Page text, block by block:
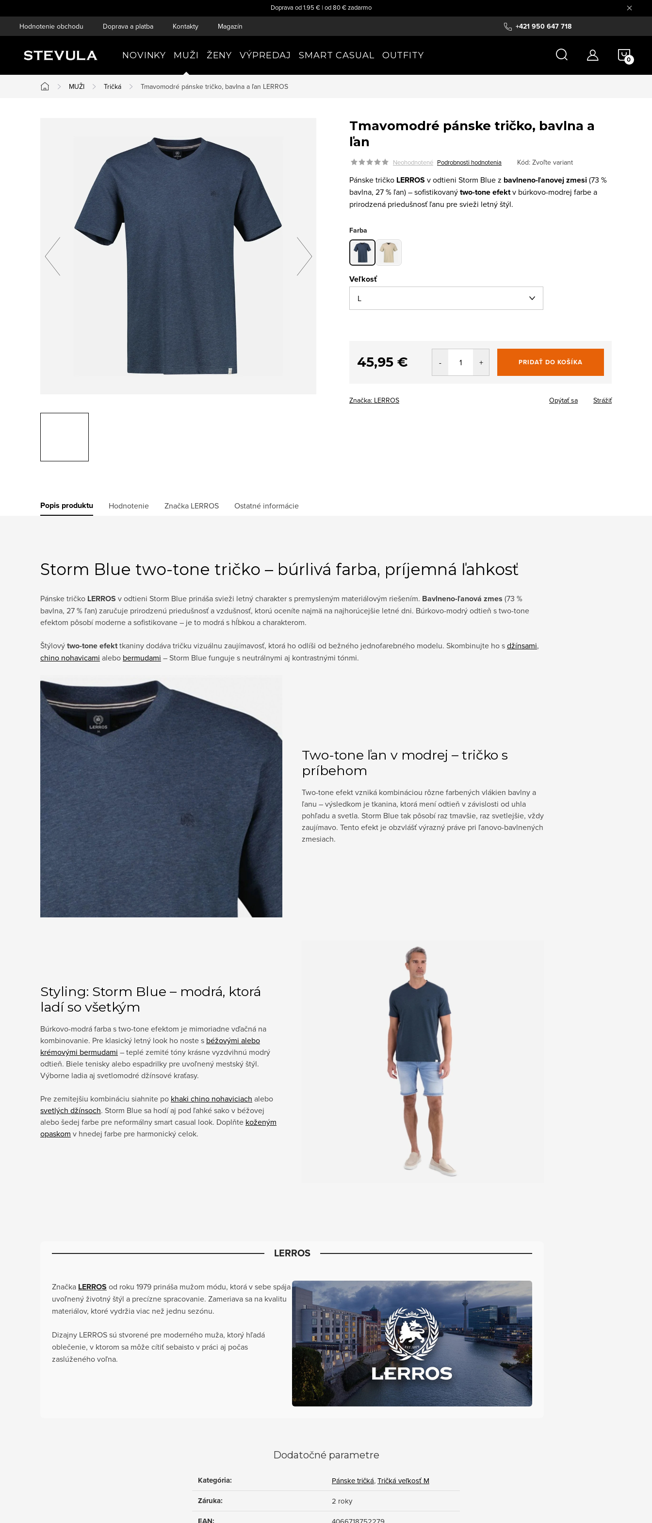
na
Doprava od 1.95 € | od 80 € zadarmo
+421 950 647 718
Hodnotenie obchodu Doprava a platba Kontakty Magazín
NOVINKY MUŽI ŽENY VÝPREDAJ SMART CASUAL OUTFITY
Domov
MUŽI Tričká Tmavomodré pánske tričko, bavlna a ľan LERROS
Tmavomodré pánske tričko, bavlna a
ľan
Neohodnotené Podrobnosti hodnotenia Kód: Zvoľte variant
Pánske tričko LERROS v odtieni Storm Blue z bavlneno-ľanovej zmesi(73 %
bavlna, 27 % ľan) – sofistikovanýtwo-tone efektv búrkovo-modrej farbe a
prirodzená priedušnosť ľanu pre svieži letný štýl.
Farba
Veľkosť
45,95 €
Jednotková
cena:
PRIDAŤ DO KOŠÍKA
Značka: LERROS Opýtať sa Strážiť
Popis produktu Hodnotenie Značka LERROS Ostatné informácie
Storm Blue two-tone tričko – búrlivá farba, príjemná ľahkosť
Pánske tričko LERROS v odtieni Storm Blue prináša svieži letný charakter s premysleným materiálovým riešením. Bavlneno-ľanová zmes (73 %
bavlna, 27 % ľan) zaručuje prirodzenú priedušnosť a vzdušnosť, ktorú oceníte najmä na najhorúcejšie letné dni. Búrkovo-modrý odtieň s two-tone
efektom pôsobí moderne a sofistikovane – je to modrá s hĺbkou a charakterom.
Štýlovýtwo-tone efekttkaniny dodáva tričku vizuálnu zaujímavosť, ktorá ho odlíši od bežného jednofarebného modelu. Skombinujte ho sdžínsami,
chino nohavicami alebo bermudami – Storm Blue funguje s neutrálnymi aj kontrastnými tónmi.
Two-tone ľan v modrej – tričko s
príbehom
Two-tone efekt vzniká kombináciou rôzne farbených vlákien bavlny a
ľanu – výsledkom je tkanina, ktorá mení odtieň v závislosti od uhla
pohľadu a svetla. Storm Blue tak pôsobí raz tmavšie, raz svetlejšie, vždy
zaujímavo. Tento efekt je obzvlášť výrazný práve pri ľanovo-bavlnených
zmesiach.
Styling: Storm Blue – modrá, ktorá
ladí so všetkým
Búrkovo-modrá farba s two-tone efektom je mimoriadne vďačná na
kombinovanie. Pre klasický letný look ho noste s béžovými alebo
krémovými bermudami – teplé zemité tóny krásne vyzdvihnú modrý
odtieň. Biele tenisky alebo espadrilky pre uvoľnený mestský štýl.
Výborne ladia aj svetlomodré džínsové kraťasy.
Pre zemitejšiu kombináciu siahnite po khaki chino nohaviciach alebo
svetlých džínsoch. Storm Blue sa hodí aj pod ľahké sako v béžovej
alebo šedej farbe pre neformálny smart casual look. Doplňte koženým
opaskom v hnedej farbe pre harmonický celok.
LERROS
Značka LERROS od roku 1979 prináša mužom módu, ktorá v sebe spája
uvoľnený životný štýl a precízne spracovanie. Zameriava sa na kvalitu
materiálov, ktoré vydržia viac než jednu sezónu.
Dizajny LERROS sú stvorené pre moderného muža, ktorý hľadá
oblečenie, v ktorom sa môže cítiť sebaisto v práci aj počas
zaslúženého voľna.
Dodatočné parametre
Kategória: Pánske tričká,Tričká veľkosť M
Záruka: 2 roky